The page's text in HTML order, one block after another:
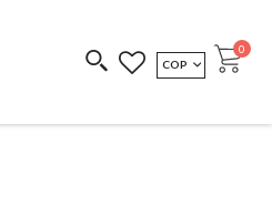
REDIMIR CÓDIGO
MONEDA
COP Cart
0